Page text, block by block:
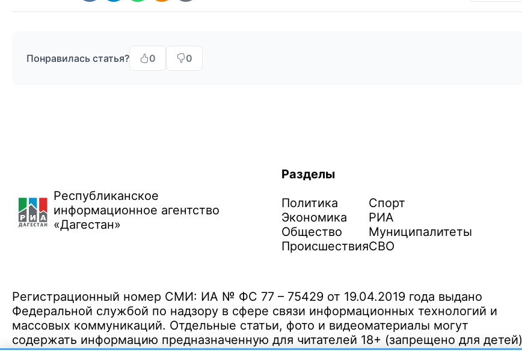
Понравилась статья? 0 0
Республиканское
информационное агентство
«Дагестан»
Разделы
Политика
Экономика
Общество
Происшествия
Спорт
РИА
Муниципалитеты
СВО
Регистрационный номер СМИ: ИА № ФС 77 – 75429 от 19.04.2019 года выдано
Федеральной службой по надзору в сфере связи информационных технологий и
массовых коммуникаций. Отдельные статьи, фото и видеоматериалы могут
содержать информацию предназначенную для читателей 18+ (запрещено для детей)